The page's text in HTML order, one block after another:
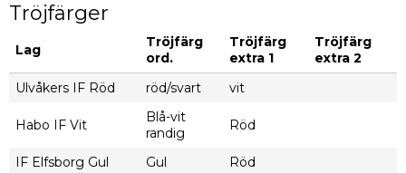
Tröjfärger
Lag
Tröjfärg
ord.
Tröjfärg
extra 1
Tröjfärg
extra 2
Ulvåkers IF Röd
röd/svart vit
Habo IF Vit
Blå-vit
randig
Röd
IF Elfsborg Gul Gul Röd